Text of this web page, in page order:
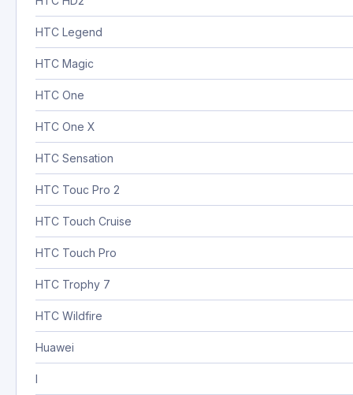
HTC Legend
HTC Magic
HTC One
HTC One X
HTC Sensation
HTC Touc Pro 2
HTC Touch Cruise
HTC Touch Pro
HTC Trophy 7
HTC Wildfire
Huawei
I